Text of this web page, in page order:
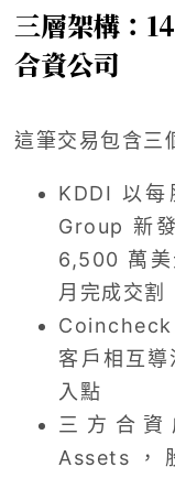
三層架構：
合資公司
這筆交易包含三
KDDI 以
Group 新
6,500 萬
月完成交割
Coincheck
客戶相互
入點
三方合資
Assets，